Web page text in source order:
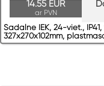
14.55 EUR
ar PVN
Sadalne IEK, 24-viet.,
327x270x102mm,